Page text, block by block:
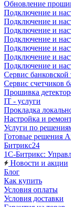
Обновление
Подключение и
Подключение и
Подключение и
Подключение и
Подключение и
Подключение и
Подключение и
Сервис банковской
Сервис счетчиков
Прошивка
IT - услуги
Прокладка
Настройка и
Услуги по
Готовые решения
Битрикс24
1С-Битрикс:
Новости и акции
Блог
Как купить
Условия оплаты
Условия доставки